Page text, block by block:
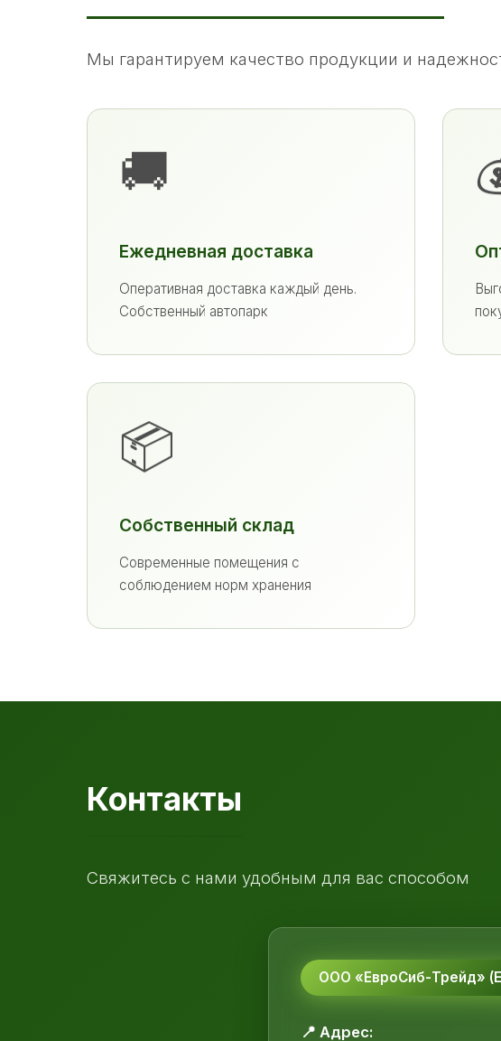
Мы гарантируем качество продукции и
🚚
Ежедневная доставка
Оперативная доставка каждый день.
Собственный автопарк
📦
Собственный склад
Современные помещения с
соблюдением норм хранения
Контакты
Свяжитесь с нами удобным для вас способом
ООО «ЕвроСиб-Трейд»
📍 Адрес: